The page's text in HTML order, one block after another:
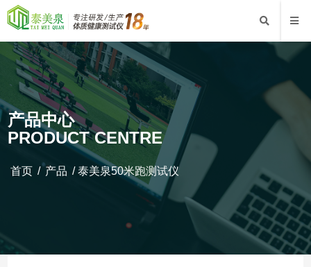
产品中心
PRODUCT CENTRE
首页 / 产品 /泰美泉50米跑测试仪